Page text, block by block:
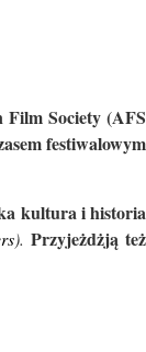
Film Society (AFS
festiwalowym
kultura i historia
). Przyjeżdżją też